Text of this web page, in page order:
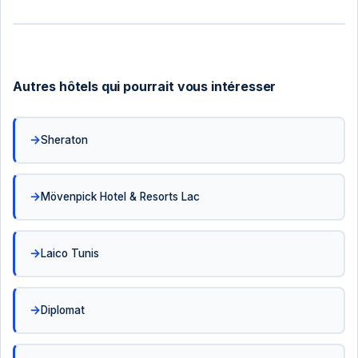
Autres hôtels qui pourrait vous intéresser
Sheraton
Mövenpick Hotel & Resorts Lac
Laico Tunis
Diplomat